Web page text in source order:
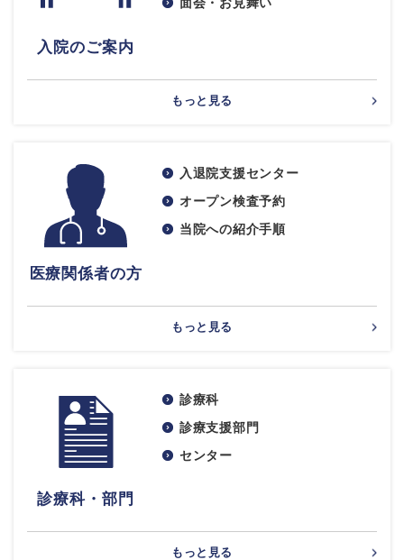
入院のご案内
もっと見る
医療関係者の方
入退院支援センター
オープン検査予約
当院への紹介手順
もっと見る
診療科・部門
診療科
診療支援部門
センター
もっと見る